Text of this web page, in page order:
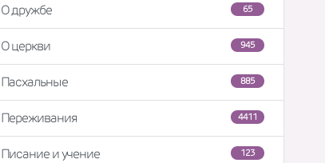
65
О дружбе
945
О церкви
885
Пасхальные
4411
Переживания
123
Писание и учение